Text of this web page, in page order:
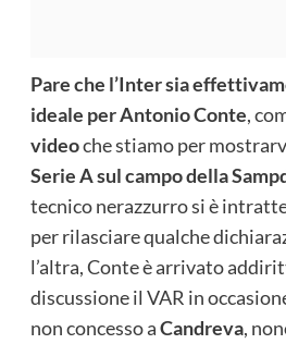
Pare che l’Inter sia
ideale per Antonio Conte,
videoche stiamo per
Serie A sul campo della
tecnico nerazzurro si è
per rilasciare qualche
l’altra, Conte è arrivato
discussione il VAR in
non concesso aCandreva,